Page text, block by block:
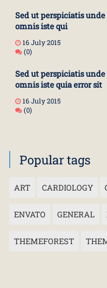
Sed ut perspiciatis unde
omnis iste qui
16 July 2015
(0)
Sed ut perspiciatis unde
omnis iste quia error sit
16 July 2015
(0)
Popular tags
ART CARDIOLOGY
ENVATO GENERAL
THEMEFOREST